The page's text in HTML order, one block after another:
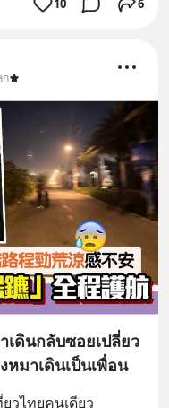
10 6
ก
เดินกลับซอยเปลี่ยว
มาเดินเป็นเพื่อน
วไทยคนเดียว